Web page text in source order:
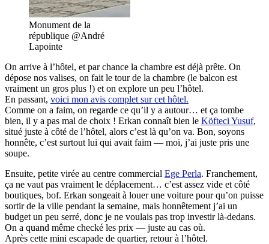
Monument de la
république @André
Lapointe
On arrive à l’hôtel, et par chance la chambre est déjà prête. On
dépose nos valises, on fait le tour de la chambre (le balcon est
vraiment un gros plus !) et on explore un peu l’hôtel.
En passant, voici mon avis complet sur cet hôtel.
Comme on a faim, on regarde ce qu’il y a autour… et ça tombe
bien, il y a pas mal de choix ! Erkan connaît bien le Köfteci Yusuf,
situé juste à côté de l’hôtel, alors c’est là qu’on va. Bon, soyons
honnête, c’est surtout lui qui avait faim — moi, j’ai juste pris une
soupe.
Ensuite, petite virée au centre commercial Ege Perla. Franchement,
ça ne vaut pas vraiment le déplacement… c’est assez vide et côté
boutiques, bof. Erkan songeait à louer une voiture pour qu’on puisse
sortir de la ville pendant la semaine, mais honnêtement j’ai un
budget un peu serré, donc je ne voulais pas trop investir là-dedans.
On a quand même checké les prix — juste au cas où.
Après cette mini escapade de quartier, retour à l’hôtel.